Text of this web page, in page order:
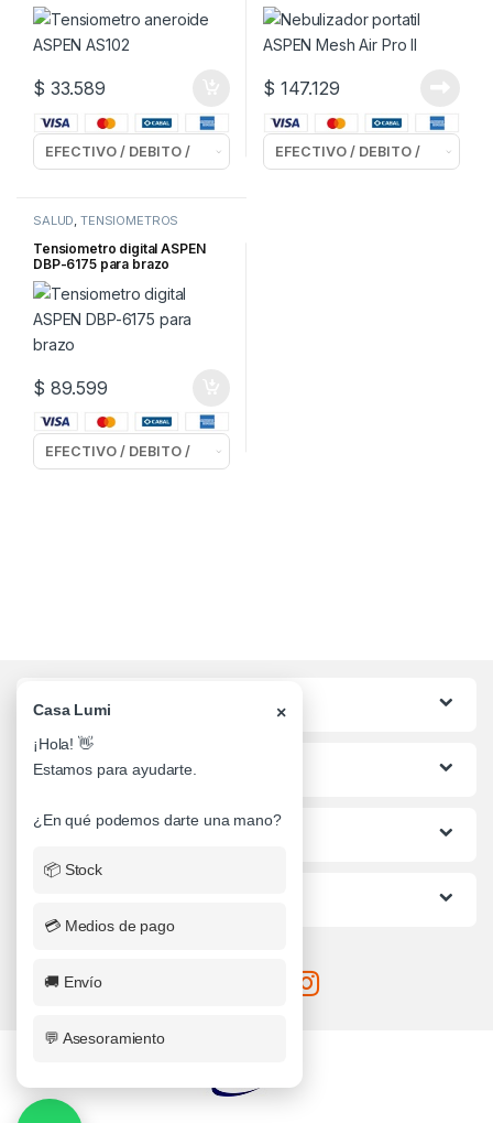
$ 33.589 $ 147.129
SALUD,TENSIOMETROS
Tensiometro digital ASPEN
DBP-6175 para brazo
$ 89.599
Categorias
Lo mas buscado
Informacion al Cliente
Casa Lumi ×
¡Hola! 👋
Estamos para ayudarte.
¿En qué podemos darte una mano?
📦 Stock
💳 Medios de pago
🚚 Envío
💬 Asesoramiento